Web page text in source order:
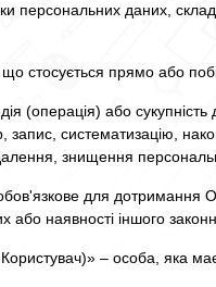
персональних даних,
стосується прямо або
(операція) або
систематизацію,
знищення
для
наявності іншого
– особа, яка